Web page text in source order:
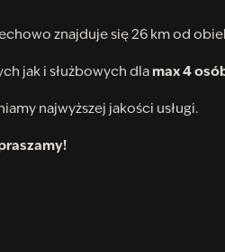
znajduje się 26 km od
jak i służbowych dla max 4
najwyższej jakości usługi.